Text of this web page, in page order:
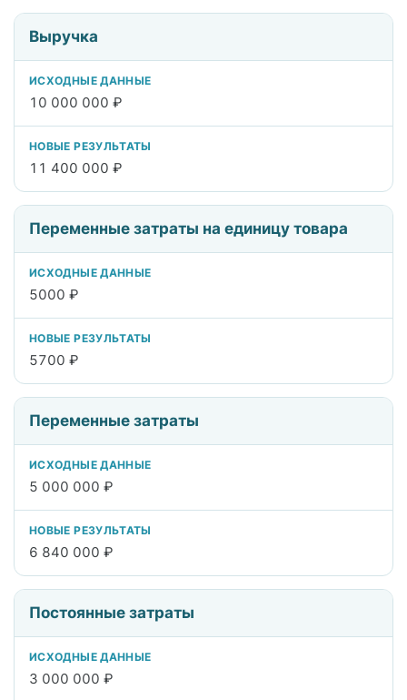
Выручка
10 000 000 ₽
11 400 000 ₽
Переменные затраты на единицу товара
5000 ₽
5700 ₽
Переменные затраты
5 000 000 ₽
6 840 000 ₽
Постоянные затраты
3 000 000 ₽